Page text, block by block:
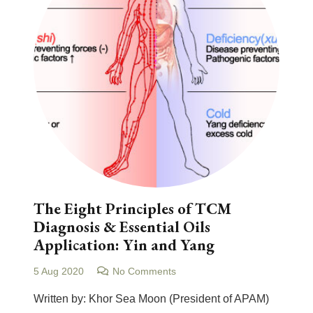
The Eight Principles of TCM
Diagnosis & Essential Oils
Application: Yin and Yang
5 Aug 2020 No Comments
Written by: Khor Sea Moon (President of APAM)